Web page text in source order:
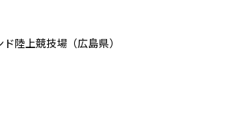
陸上競技場（広島県）